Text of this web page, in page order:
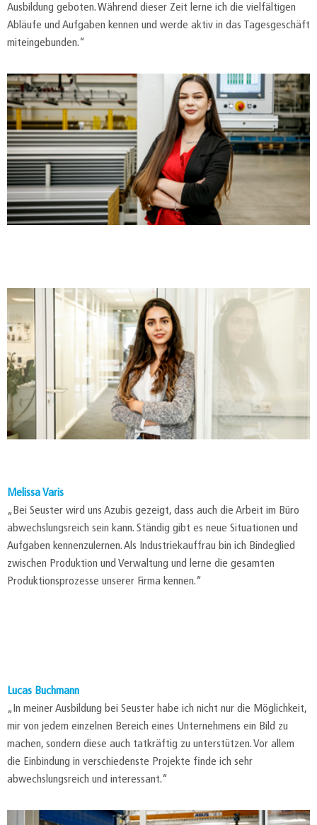
Ausbildung geboten. Während dieser Zeit lerne ich die vielfältigen
Abläufe und Aufgaben kennen und werde aktiv in das Tagesgeschäft
miteingebunden.“
Melissa Varis
„Bei Seuster wird uns Azubis gezeigt, dass auch die Arbeit im Büro
abwechslungsreich sein kann. Ständig gibt es neue Situationen und
Aufgaben kennenzulernen. Als Industriekauffrau bin ich Bindeglied
zwischen Produktion und Verwaltung und lerne die gesamten
Produktionsprozesse unserer Firma kennen.“
Lucas Buchmann
„In meiner Ausbildung bei Seuster habe ich nicht nur die Möglichkeit,
mir von jedem einzelnen Bereich eines Unternehmens ein Bild zu
machen, sondern diese auch tatkräftig zu unterstützen. Vor allem
die Einbindung in verschiedenste Projekte finde ich sehr
abwechslungsreich und interessant.“